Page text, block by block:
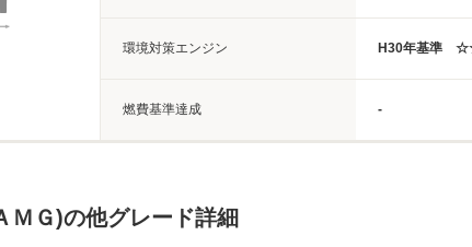
環境対策エンジン H30年基準
燃費基準達成 -
ＭＧ)の他グレード詳細